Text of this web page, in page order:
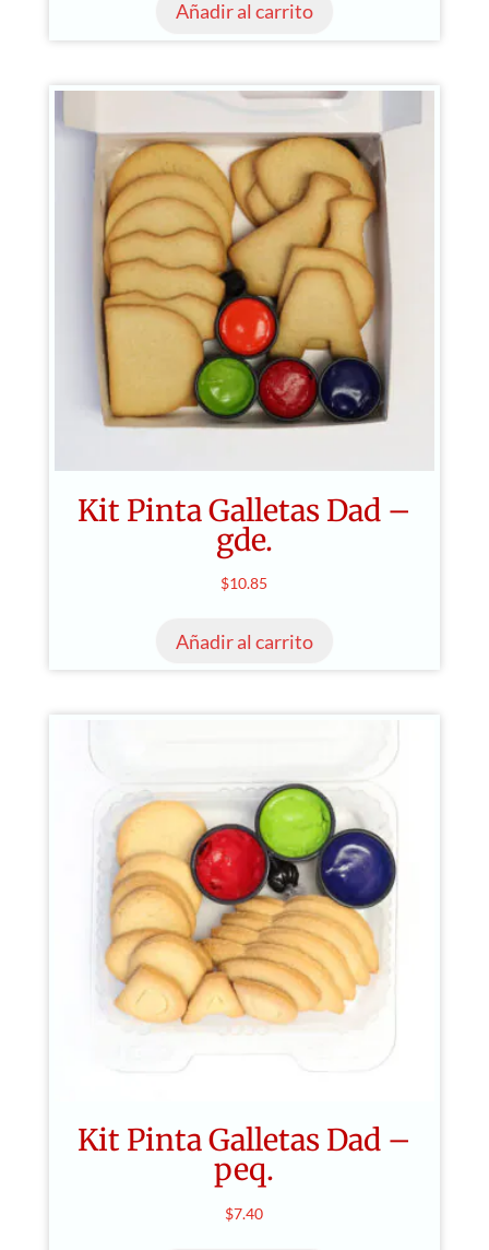
Añadir al carrito
Kit Pinta Galletas Dad –
gde.
$10.85
Añadir al carrito
Kit Pinta Galletas Dad –
peq.
$7.40